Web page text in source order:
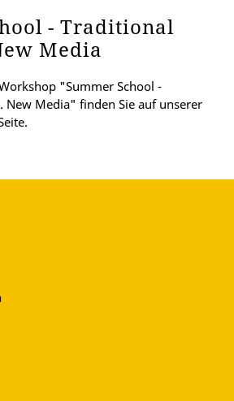
- Traditional
Media
"Summer School -
New Media" finden Sie auf unserer